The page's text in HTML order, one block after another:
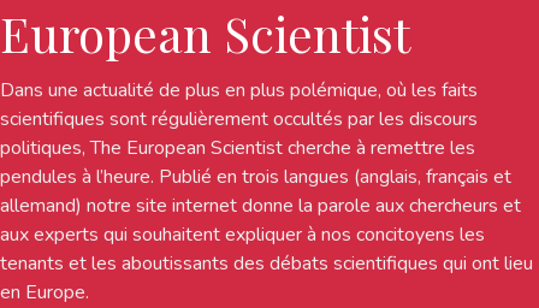
European Scientist
Dans une actualité de plus en plus polémique, où les faits
scientifiques sont régulièrement occultés par les discours
politiques, The European Scientist cherche à remettre les
pendules à l’heure. Publié en trois langues (anglais, français et
allemand) notre site internet donne la parole aux chercheurs et
aux experts qui souhaitent expliquer à nos concitoyens les
tenants et les aboutissants des débats scientifiques qui ont lieu
en Europe.